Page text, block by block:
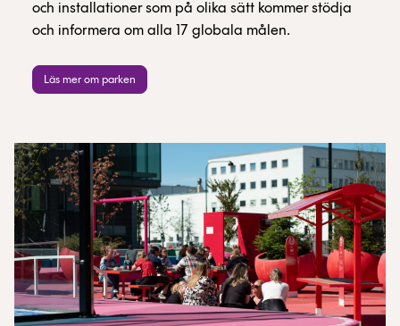
och installationer som på olika sätt kommer stödja
och informera om alla 17 globala målen.
Läs mer om parken